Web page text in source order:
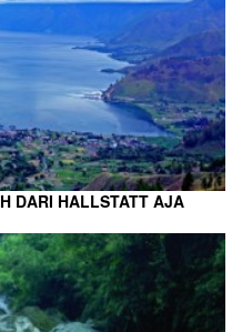
DARI HALLSTATT AJA